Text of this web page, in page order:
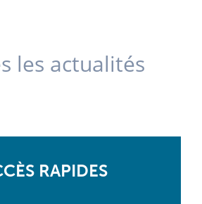
les actualités
RAPIDES